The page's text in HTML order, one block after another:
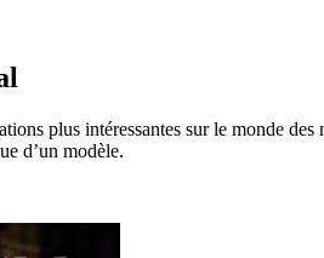
plus intéressantes sur le monde
d’un modèle.